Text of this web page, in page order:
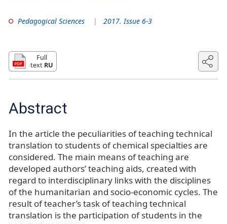
Pedagogical Sciences 2017. Issue 6-3
Full
text RU
Abstract
In the article the peculiarities of teaching technical
translation to students of chemical specialties are
considered. The main means of teaching are
developed authors’ teaching aids, created with
regard to interdisciplinary links with the disciplines
of the humanitarian and socio-economic cycles. The
result of teacher’s task of teaching technical
translation is the participation of students in the